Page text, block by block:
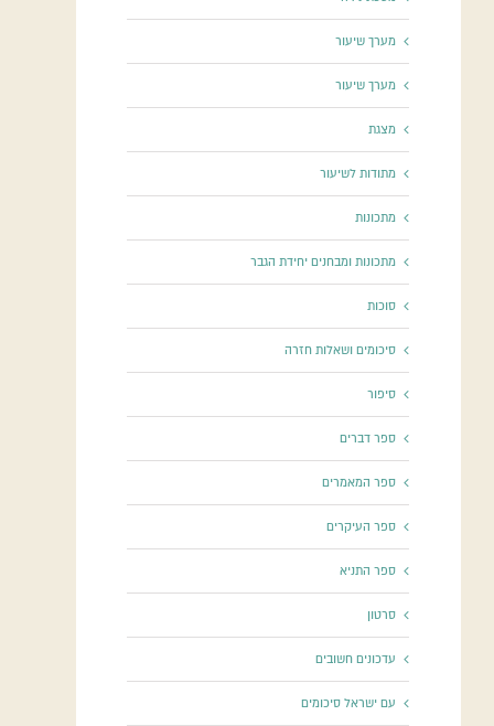
מערך שיעור
מערך שיעור
מצגת
מתודות לשיעור
מתכונות
מתכונות ומבחנים יחידת הגבר
סוכות
סיכומים ושאלות חזרה
סיפור
ספר דברים
ספר המאמרים
ספר העיקרים
ספר התניא
סרטון
עדכונים חשובים
עם ישראל סיכומים